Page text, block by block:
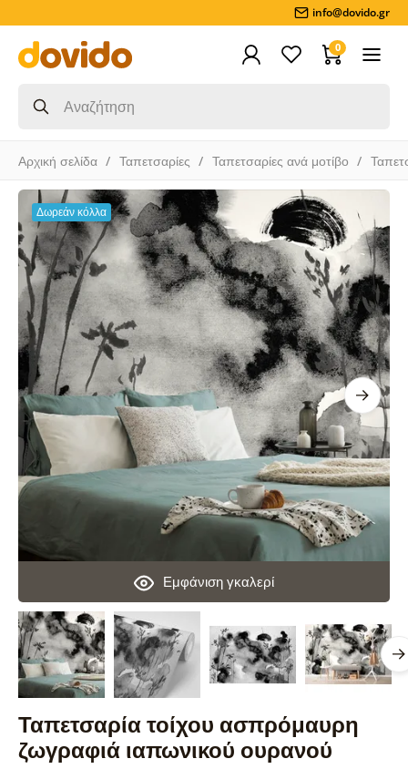
info@dovido.gr
0
Αρχική σελίδα Ταπετσαρίες Ταπετσαρίες ανά μοτίβο
Ταπετσαρία τοίχου ασπρόμαυρη
ζωγραφιά ιαπωνικού ουρανού
Εμφάνιση γκαλερί
Δωρεάν κόλλα